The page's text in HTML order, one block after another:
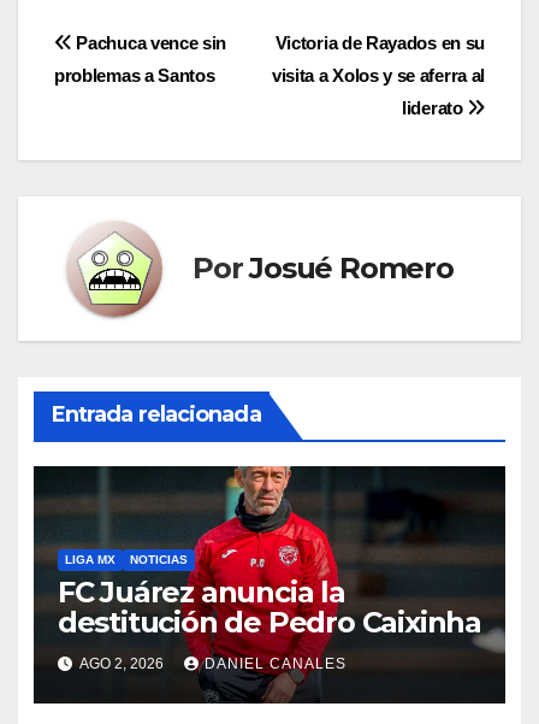
Navegación
de
entradas
Victoria de Rayados en su
visita a Xolos y se aferra al
liderato
Pachuca vence sin
problemas a Santos
PorJosué Romero
Entrada relacionada
LIGA MX NOTICIAS
FC Juárez anuncia la
destitución de Pedro Caixinha
AGO 2, 2026 DANIEL CANALES